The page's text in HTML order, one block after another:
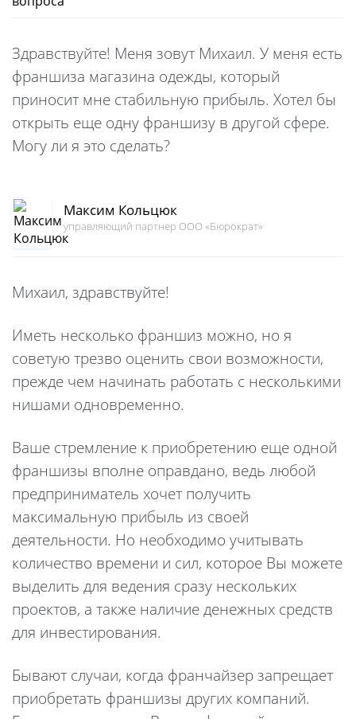
Здравствуйте! Меня зовут Михаил. У меня есть
франшиза магазина одежды, который
приносит мне стабильную прибыль. Хотел бы
открыть еще одну франшизу в другой сфере.
Могу ли я это сделать?
Максим Кольцюк
управляющий партнер ООО «Бюрократ»
Михаил, здравствуйте!
Иметь несколько франшиз можно, но я
советую трезво оценить свои возможности,
прежде чем начинать работать с несколькими
нишами одновременно.
Ваше стремление к приобретению еще одной
франшизы вполне оправдано, ведь любой
предприниматель хочет получить
максимальную прибыль из своей
деятельности. Но необходимо учитывать
количество времени и сил, которое Вы можете
выделить для ведения сразу нескольких
проектов, а также наличие денежных средств
для инвестирования.
Бывают случаи, когда франчайзер запрещает
приобретать франшизы других компаний.